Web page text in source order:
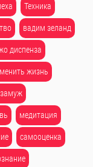
Техника
вадим зеланд
диспенза
жизнь
медитация
самооценка